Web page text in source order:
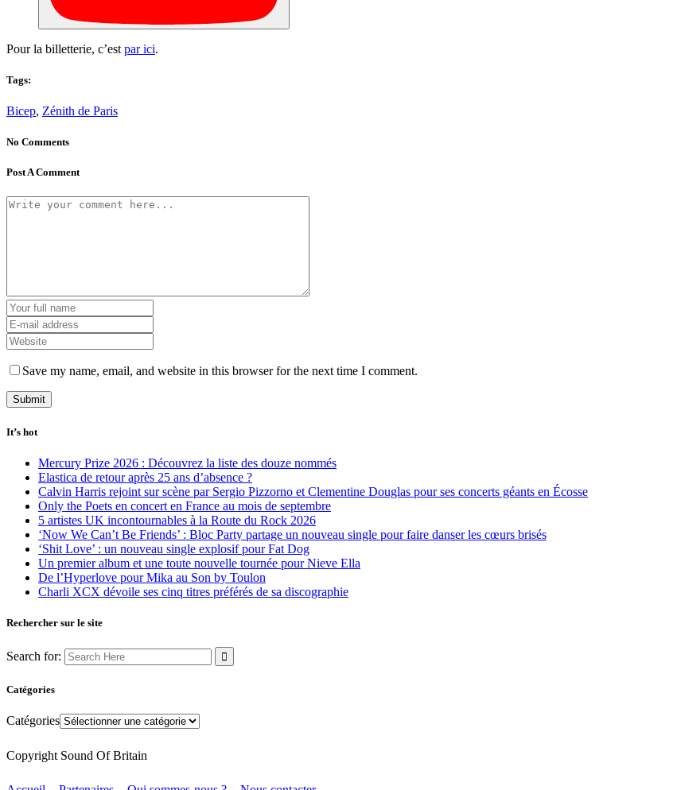
Pour la billetterie, c’est par ici.
Tags:
Bicep, Zénith de Paris
No Comments
Post A Comment
Save my name, email, and website in this browser for the next time I comment.
It’s hot
Mercury Prize 2026 : Découvrez la liste des douze nommés
Elastica de retour après 25 ans d’absence ?
Calvin Harris rejoint sur scène par Sergio Pizzorno et Clementine Douglas pour ses concerts géants en Écosse
Only the Poets en concert en France au mois de septembre
5 artistes UK incontournables à la Route du Rock 2026
‘Now We Can’t Be Friends’ : Bloc Party partage un nouveau single pour faire danser les cœurs brisés
‘Shit Love’ : un nouveau single explosif pour Fat Dog
Un premier album et une toute nouvelle tournée pour Nieve Ella
De l’Hyperlove pour Mika au Son by Toulon
Charli XCX dévoile ses cinq titres préférés de sa discographie
Rechercher sur le site
Search for:
Catégories
Catégories
Copyright Sound Of Britain